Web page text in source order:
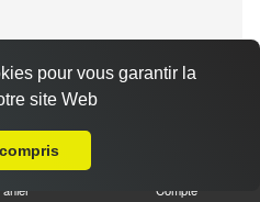
Compte
pour vous garantir la
site Web